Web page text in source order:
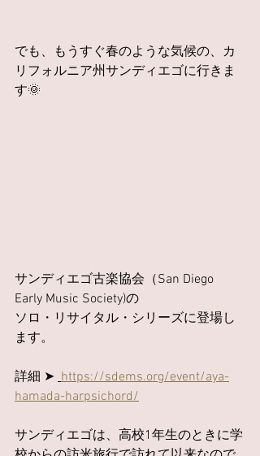
でも、もうすぐ春のような気候の、カ
リフォルニア州サンディエゴに行きま
す🌞
サンディエゴ古楽協会（San Diego
Early Music Society)の
ソロ・リサイタル・シリーズに登場し
ます。
詳細 ➤ https://sdems.org/event/aya-
hamada-harpsichord/
サンディエゴは、高校1年生のときに学